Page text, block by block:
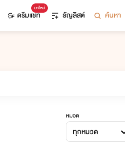
มาใหม่
ดรีมแชท ธัญลิสต์ ค้นหา
หมวด
ทุกหมวด